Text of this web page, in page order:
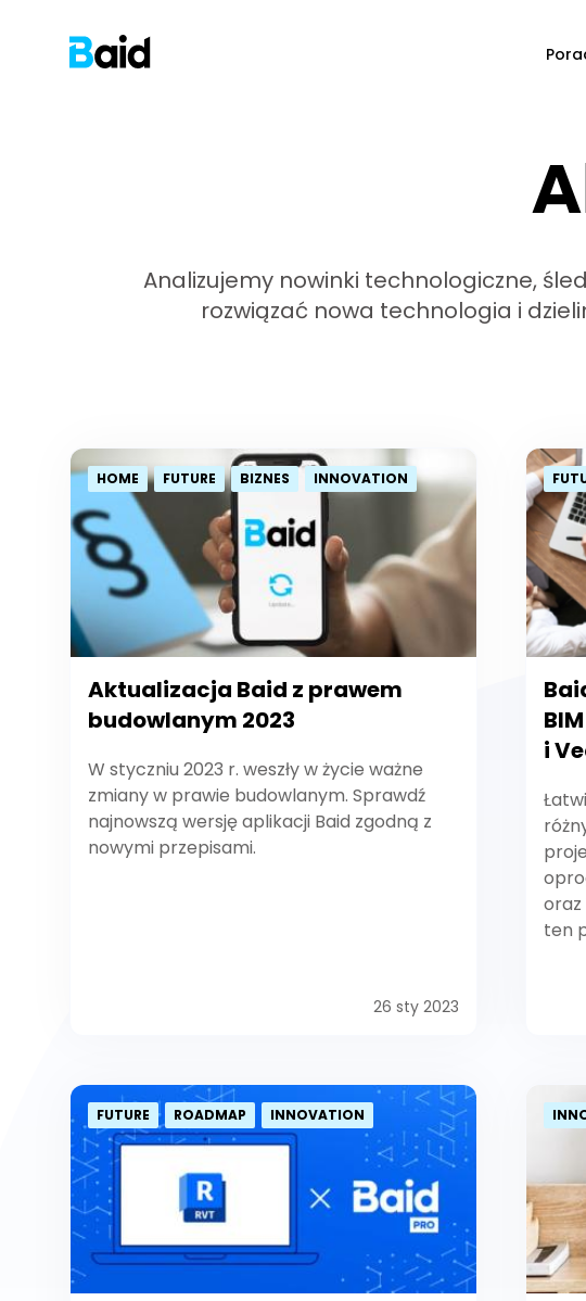
Analizujemy nowinki technologiczne,
rozwiązać nowa technologia i
HOME FUTURE BIZNES INNOVATION
Aktualizacja Baid z prawem
budowlanym 2023
W styczniu 2023 r. weszły w życie ważne
zmiany w prawie budowlanym. Sprawdź
najnowszą wersję aplikacji Baid zgodną z
nowymi przepisami.
26 sty 2023
i
oraz
ten
FUTURE ROADMAP INNOVATION